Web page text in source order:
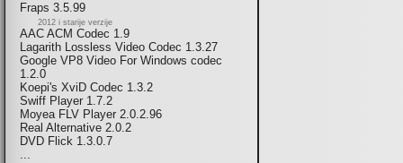
Fraps 3.5.99
2012 i starije verzije
AAC ACM Codec 1.9
Lagarith Lossless Video Codec 1.3.27
Google VP8 Video For Windows codec
1.2.0
Koepi's XviD Codec 1.3.2
Swiff Player 1.7.2
Moyea FLV Player 2.0.2.96
Real Alternative 2.0.2
DVD Flick 1.3.0.7
...